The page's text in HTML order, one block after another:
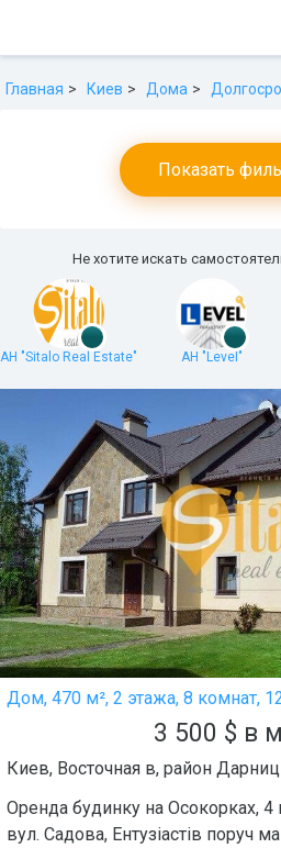
Главная Киев Дома
Показать
Не хотите искать
АН "Sitalo Real Estate" АН "Level"
Дом, 470 м², 2 этажа, 8 комнат,
3 500 $ в
Киев, Восточная в, район
Оренда будинку на Осокорках, 4
вул. Садова, Ентузіастів поруч